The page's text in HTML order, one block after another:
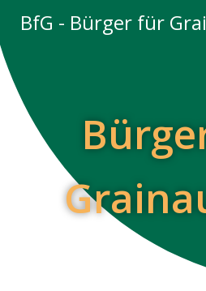
BfG - Bürger für